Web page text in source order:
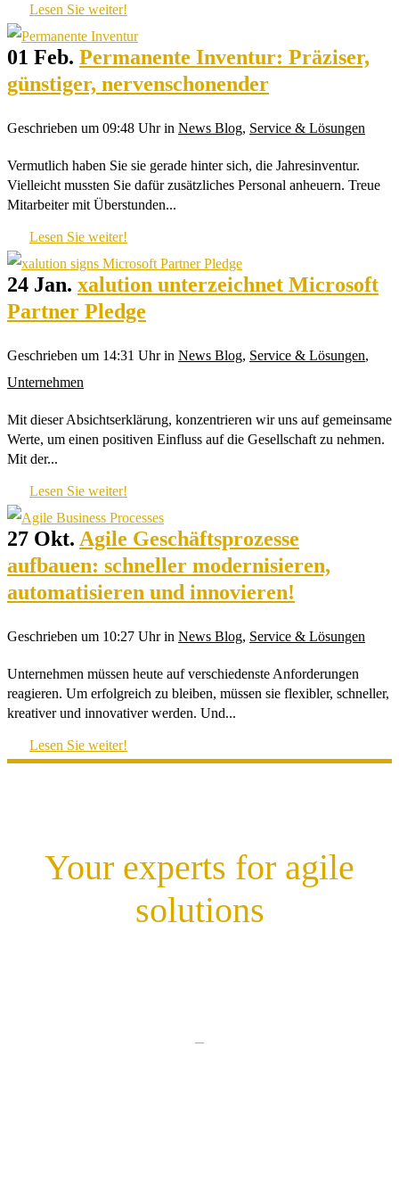
Lesen Sie weiter!
01 Feb. Permanente Inventur: Präziser,
günstiger, nervenschonender
Geschrieben um 09:48 Uhrin News Blog, Service & Lösungen
Vermutlich haben Sie sie gerade hinter sich, die Jahresinventur.
Vielleicht mussten Sie dafür zusätzliches Personal anheuern. Treue
Mitarbeiter mit Überstunden...
Lesen Sie weiter!
24 Jan. xalution unterzeichnet Microsoft
Partner Pledge
Geschrieben um 14:31 Uhrin News Blog, Service & Lösungen,
Unternehmen
Mit dieser Absichtserklärung, konzentrieren wir uns auf gemeinsame
Werte, um einen positiven Einfluss auf die Gesellschaft zu nehmen.
Mit der...
Lesen Sie weiter!
27 Okt. Agile Geschäftsprozesse
aufbauen: schneller modernisieren,
automatisieren und innovieren!
Geschrieben um 10:27 Uhrin News Blog, Service & Lösungen
Unternehmen müssen heute auf verschiedenste Anforderungen
reagieren. Um erfolgreich zu bleiben, müssen sie flexibler, schneller,
kreativer und innovativer werden. Und...
Lesen Sie weiter!
Your experts for agile
solutions